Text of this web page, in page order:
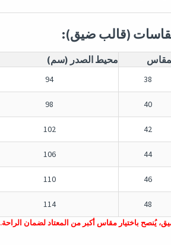
(قالب ضيق):
محيط الصدر (سم)
38
94
40
98
42
102
44
106
46
110
48
114
يُنصح باختيار مقاس أكبر من المعتاد لضمان الراحة.